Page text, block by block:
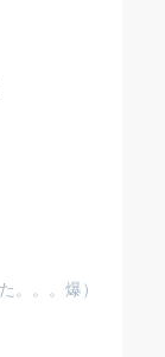
。。。爆）